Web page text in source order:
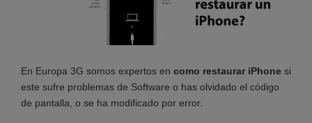
En Europa 3G somos expertos en como restaurar iPhone si
este sufre problemas de Software o has olvidado el código
de pantalla, o se ha modificado por error.